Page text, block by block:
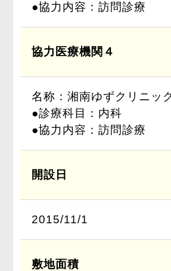
●協力内容：訪問診療
協力医療機関４
名称：湘南ゆずクリニッ
●診療科目：内科
●協力内容：訪問診療
開設日
2015/11/1
敷地面積